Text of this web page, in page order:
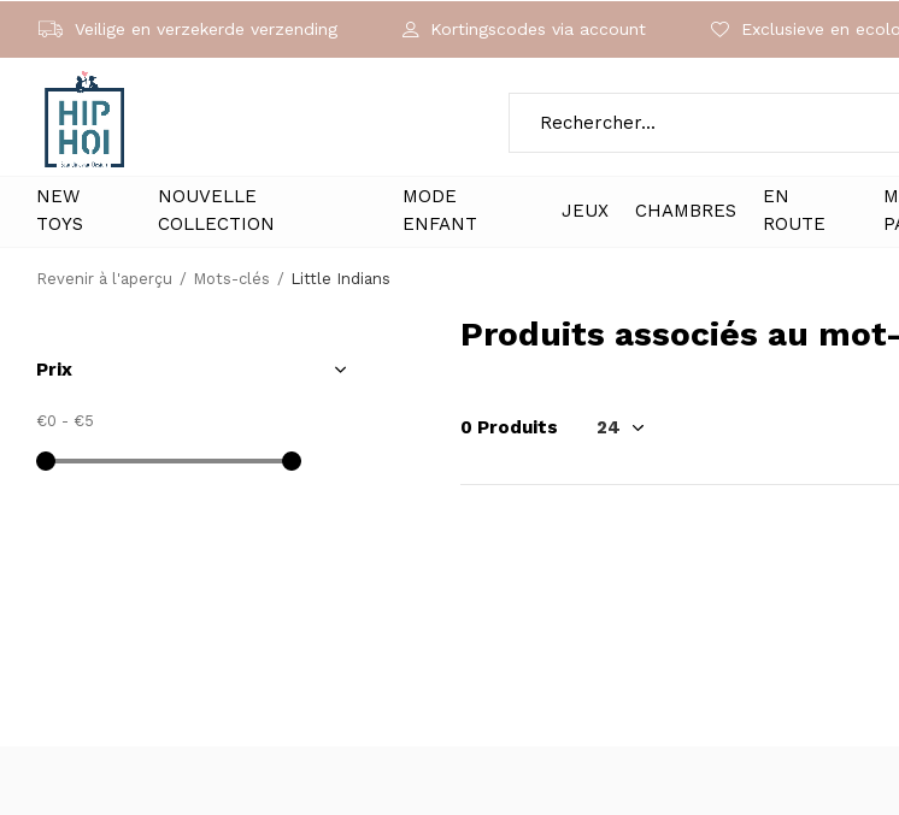
NEW
TOYS
NOUVELLE
COLLECTION
MODE
ENFANT
JEUX CHAMBRES
EN
ROUTE
Veilige en verzekerde verzending Kortingscodes via account Exclusieve en
Revenir à l'aperçu Mots-clés Little Indians
Produits associés au
0 Produits
Prix
€0 - €5